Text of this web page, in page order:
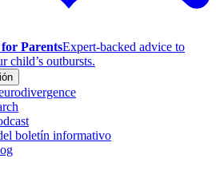
for ParentsExpert-backed advice to
child’s outbursts.
boletín informativo